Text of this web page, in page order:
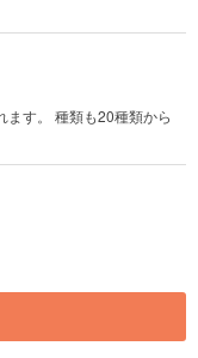
す。 種類も20種類から